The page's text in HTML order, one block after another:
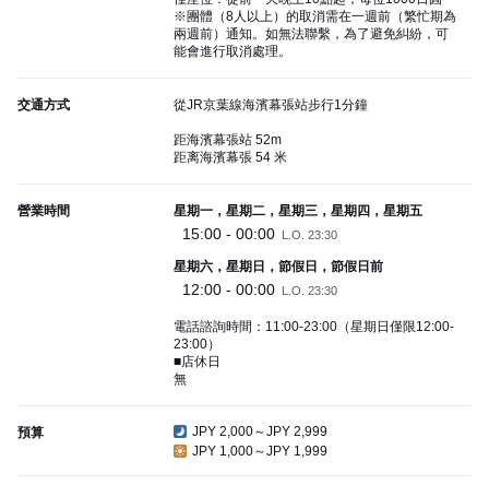
※團體（8人以上）的取消需在一週前（繁忙期為
兩週前）通知。如無法聯繫，為了避免糾紛，可
能會進行取消處理。
交通方式 從JR京葉線海濱幕張站步行1分鐘
距海濱幕張站 52m
距离海濱幕張 54 米
營業時間 星期一，星期二，星期三，星期四，星期五
15:00 - 00:00 L.O. 23:30
星期六，星期日，節假日，節假日前
12:00 - 00:00 L.O. 23:30
電話諮詢時間：11:00-23:00（星期日僅限12:00-
23:00）
■店休日
無
預算
JPY 2,000～JPY 2,999
JPY 1,000～JPY 1,999